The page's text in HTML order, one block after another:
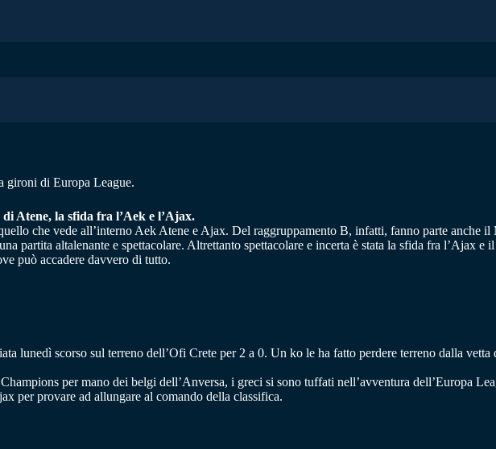
gironi di Europa League.
Atene, la sfida fra l’Aek e l’Ajax.
che vede all’interno Aek Atene e Ajax. Del raggruppamento B, infatti, fanno parte anche
partita altalenante e spettacolare. Altrettanto spettacolare e incerta è stata la sfida fra l’Ajax
può accadere davvero di tutto.
lunedì scorso sul terreno dell’Ofi Crete per 2 a 0. Un ko le ha fatto perdere terreno dalla
per mano dei belgi dell’Anversa, i greci si sono tuffati nell’avventura dell’Europa
per provare ad allungare al comando della classifica.